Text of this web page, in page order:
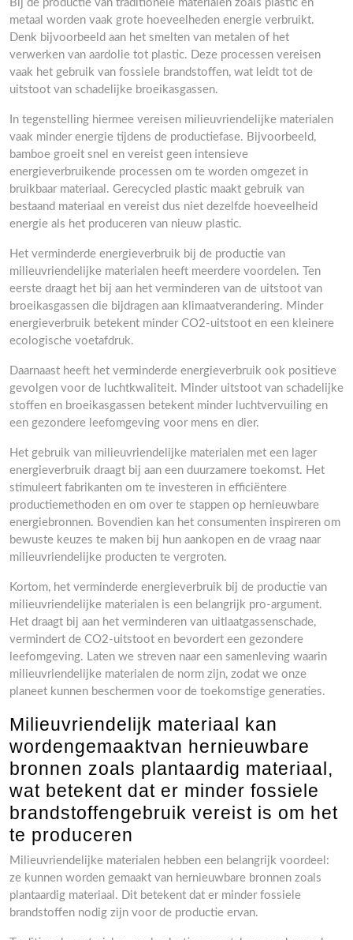
Bij de productie van traditionele materialen zoals plastic en
metaal worden vaak grote hoeveelheden energie verbruikt.
Denk bijvoorbeeld aan het smelten van metalen of het
verwerken van aardolie tot plastic. Deze processen vereisen
vaak het gebruik van fossiele brandstoffen, wat leidt tot de
uitstoot van schadelijke broeikasgassen.
In tegenstelling hiermee vereisen milieuvriendelijke materialen
vaak minder energie tijdens de productiefase. Bijvoorbeeld,
bamboe groeit snel en vereist geen intensieve
energieverbruikende processen om te worden omgezet in
bruikbaar materiaal. Gerecycled plastic maakt gebruik van
bestaand materiaal en vereist dus niet dezelfde hoeveelheid
energie als het produceren van nieuw plastic.
Het verminderde energieverbruik bij de productie van
milieuvriendelijke materialen heeft meerdere voordelen. Ten
eerste draagt het bij aan het verminderen van de uitstoot van
broeikasgassen die bijdragen aan klimaatverandering. Minder
energieverbruik betekent minder CO2-uitstoot en een kleinere
ecologische voetafdruk.
Daarnaast heeft het verminderde energieverbruik ook positieve
gevolgen voor de luchtkwaliteit. Minder uitstoot van schadelijke
stoffen en broeikasgassen betekent minder luchtvervuiling en
een gezondere leefomgeving voor mens en dier.
Het gebruik van milieuvriendelijke materialen met een lager
energieverbruik draagt bij aan een duurzamere toekomst. Het
stimuleert fabrikanten om te investeren in efficiëntere
productiemethoden en om over te stappen op hernieuwbare
energiebronnen. Bovendien kan het consumenten inspireren om
bewuste keuzes te maken bij hun aankopen en de vraag naar
milieuvriendelijke producten te vergroten.
Kortom, het verminderde energieverbruik bij de productie van
milieuvriendelijke materialen is een belangrijk pro-argument.
Het draagt bij aan het verminderen van uitlaatgassenschade,
vermindert de CO2-uitstoot en bevordert een gezondere
leefomgeving. Laten we streven naar een samenleving waarin
milieuvriendelijke materialen de norm zijn, zodat we onze
planeet kunnen beschermen voor de toekomstige generaties.
Milieuvriendelijk materiaal kan
wordengemaaktvan hernieuwbare
bronnen zoals plantaardig materiaal,
wat betekent dat er minder fossiele
brandstoffengebruik vereist is om het
te produceren
Milieuvriendelijke materialen hebben een belangrijk voordeel:
ze kunnen worden gemaakt van hernieuwbare bronnen zoals
plantaardig materiaal. Dit betekent dat er minder fossiele
brandstoffen nodig zijn voor de productie ervan.